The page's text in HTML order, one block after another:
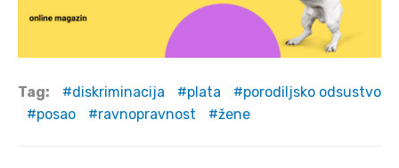
Tag: diskriminacija plata
porodiljsko odsustvo
posao
ravnopravnost žene